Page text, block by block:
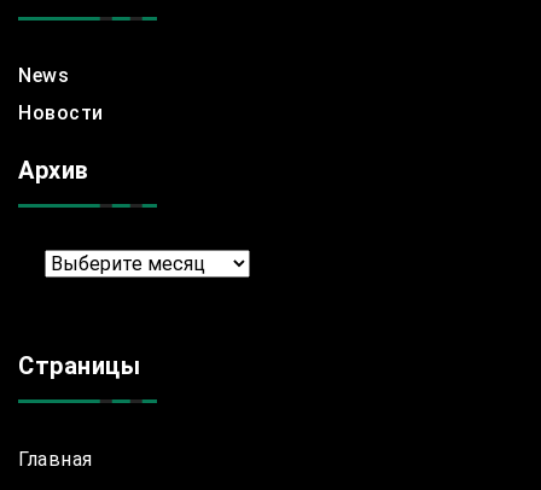
News
Новости
Архив
Архив
Страницы
Главная